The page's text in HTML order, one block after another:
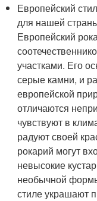
Европейский
для нашей
Европейский
участками. Его
серые камни, и
европейской
отличаются
чувствуют в
радуют своей
рокарий могут
невысокие
необычной
стиле украшают